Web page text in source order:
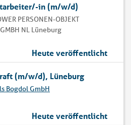
in (m/w/d)
PERSONEN-OBJEKT
NL Lüneburg
Heute veröffentlicht
(m/w/d), Lüneburg
Bogdol GmbH
Heute veröffentlicht